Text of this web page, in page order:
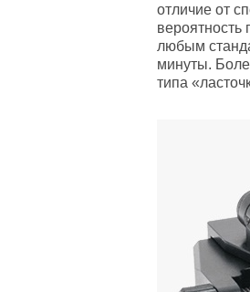
отличие от
вероятность
любым
минуты.
типа